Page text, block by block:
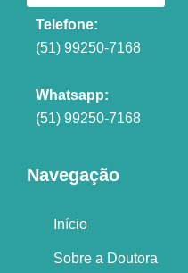
Telefone:
(51) 99250-7168
Whatsapp:
(51) 99250-7168
Navegação
Início
Sobre a Doutora